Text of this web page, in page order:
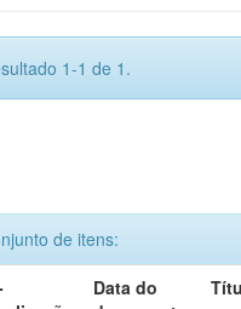
1-1 de 1.
de itens:
Data do